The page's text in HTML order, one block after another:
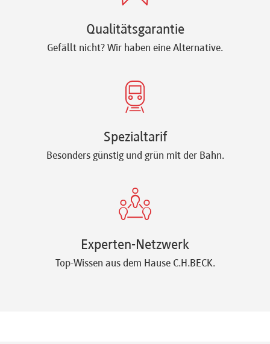
Qualitätsgarantie
Gefällt nicht? Wir haben eine Alternative.
Spezialtarif
Besonders günstig und grün mit der Bahn.
Experten-Netzwerk
Top-Wissen aus dem Hause C.H.BECK.